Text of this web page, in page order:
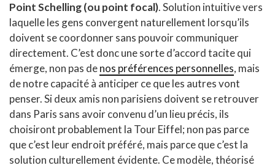
Point Schelling (ou point focal). Solution intuitive vers
laquelle les gens convergent naturellement lorsqu’ils
doivent se coordonner sans pouvoir communiquer
directement. C’est donc une sorte d’accord tacite qui
émerge, non pas denos préférences personnelles, mais
de notre capacité à anticiper ce que les autres vont
penser. Si deux amis non parisiens doivent se retrouver
dans Paris sans avoir convenu d’un lieu précis, ils
choisiront probablement la Tour Eiffel; non pas parce
que c’est leur endroit préféré, mais parce que c’est la
solution culturellement évidente. Ce modèle, théorisé